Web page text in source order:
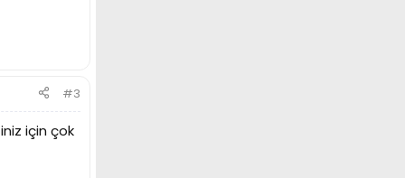
#3
için çok